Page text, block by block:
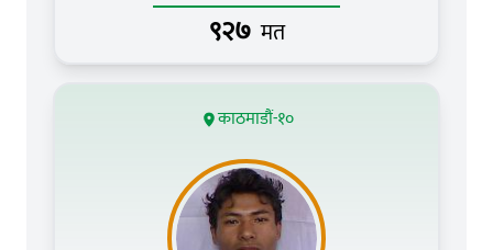
९२७ मत
काठमाडौं-१०